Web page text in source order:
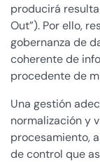
producirá
Out”). Por ello,
gobernanza de
coherente de
procedente de
Una gestión
normalización y
procesamiento,
de control que